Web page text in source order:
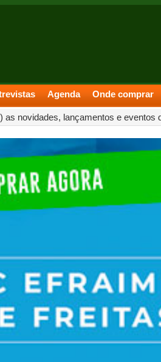
Agenda Onde comprar
as novidades, lançamentos e eventos